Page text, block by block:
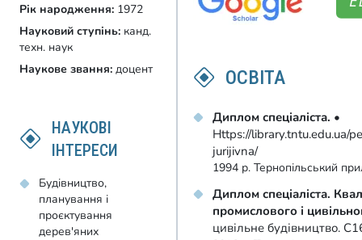
Рік народження: 1972
Науковий ступінь: канд.
техн. наук
Наукове звання: доцент
НАУКОВІ
ІНТЕРЕСИ
Будівництво,
планування і
проєктування
дерев'яних
ОСВІТА
Диплом спеціаліста. •
Https://library.tntu.edu.ua/
jurijivna/
1994 р. Тернопільський
Диплом спеціаліста.
промислового і
цивільне будівництво.